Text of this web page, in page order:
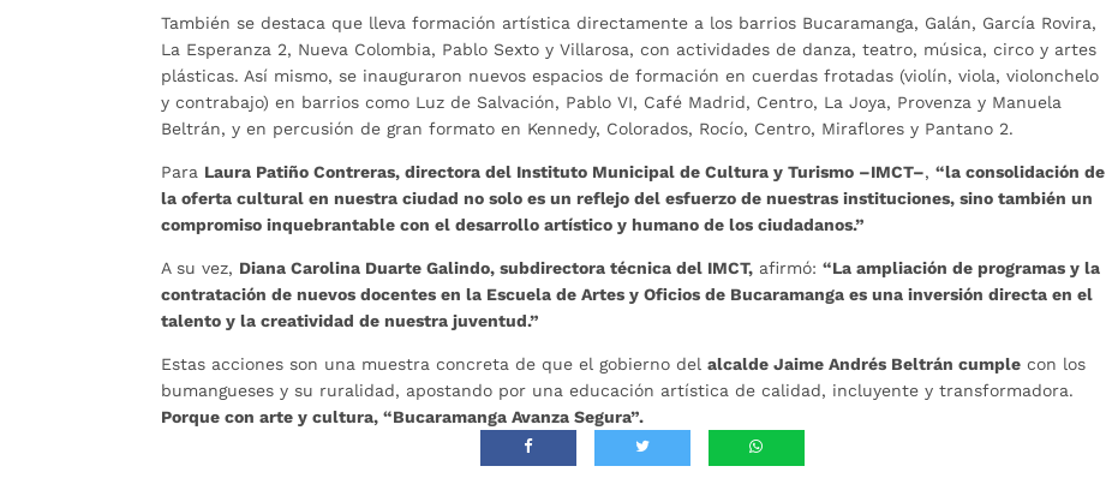
También se destaca que lleva formación artística directamente a los barrios Bucaramanga, Galán, García Rovira,
La Esperanza 2, Nueva Colombia, Pablo Sexto y Villarosa, con actividades de danza, teatro, música, circo y artes
plásticas. Así mismo, se inauguraron nuevos espacios de formación en cuerdas frotadas (violín, viola, violonchelo
y contrabajo) en barrios como Luz de Salvación, Pablo VI, Café Madrid, Centro, La Joya, Provenza y Manuela
Beltrán, y en percusión de gran formato en Kennedy, Colorados, Rocío, Centro, Miraflores y Pantano 2.
Para Laura Patiño Contreras, directora del Instituto Municipal de Cultura y Turismo –IMCT–,“la consolidación de
la oferta cultural en nuestra ciudad no solo es un reflejo del esfuerzo de nuestras instituciones, sino también un
compromiso inquebrantable con el desarrollo artístico y humano de los ciudadanos.”
A su vez, Diana Carolina Duarte Galindo, subdirectora técnica del IMCT, afirmó:“La ampliación de programas y la
contratación de nuevos docentes en la Escuela de Artes y Oficios de Bucaramanga es una inversión directa en el
talento y la creatividad de nuestra juventud.”
Estas acciones son una muestra concreta de que el gobierno delalcalde Jaime Andrés Beltrán cumple con los
bumangueses y su ruralidad, apostando por una educación artística de calidad, incluyente y transformadora.
Porque con arte y cultura, “Bucaramanga Avanza Segura”.